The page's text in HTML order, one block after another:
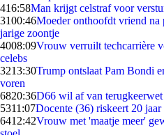
416:58Man krijgt celstraf voor
3100:46Moeder onthoofdt vriend
jarige zoontje
4008:09Vrouw verruilt techcarrière
celebs
3213:30Trump ontslaat Pam Bondi
voren
6820:36D66 wil af van
5311:07Docente (36) riskeert 20
6412:42Vrouw met 'maatje meer'